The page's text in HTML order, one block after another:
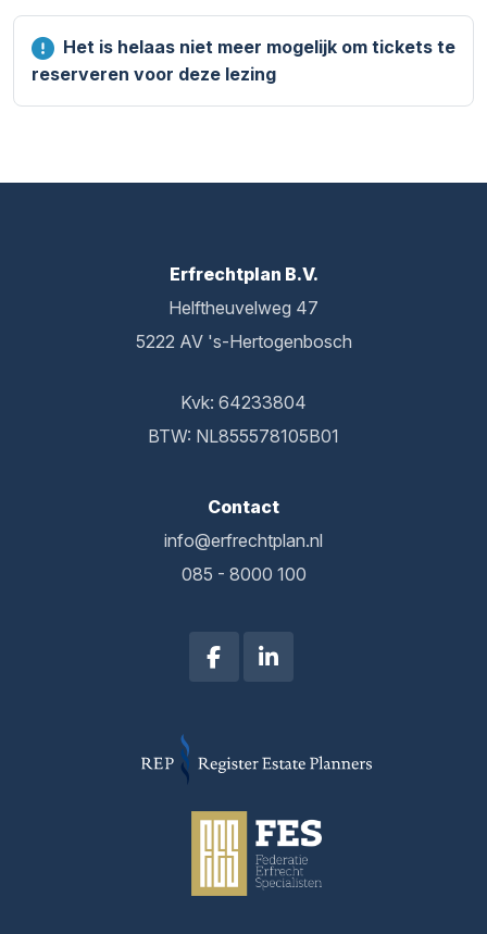
Het is helaas niet meer mogelijk om tickets te
reserveren voor deze lezing
Erfrechtplan B.V.
Helftheuvelweg 47
5222 AV 's-Hertogenbosch
Kvk: 64233804
BTW: NL855578105B01
Contact
info@erfrechtplan.nl
085 - 8000 100